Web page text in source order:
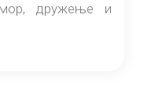
дружење и